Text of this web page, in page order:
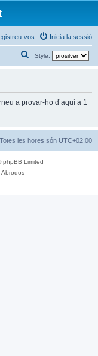
Inicia la sessió
vos
Style:
e
a provar-ho d’aquí a 1
Totes les hores són UTC+02:00
phpBB Limited
Abrodos